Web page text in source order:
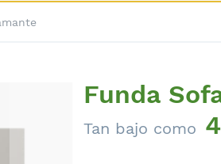
Funda
Tan bajo como